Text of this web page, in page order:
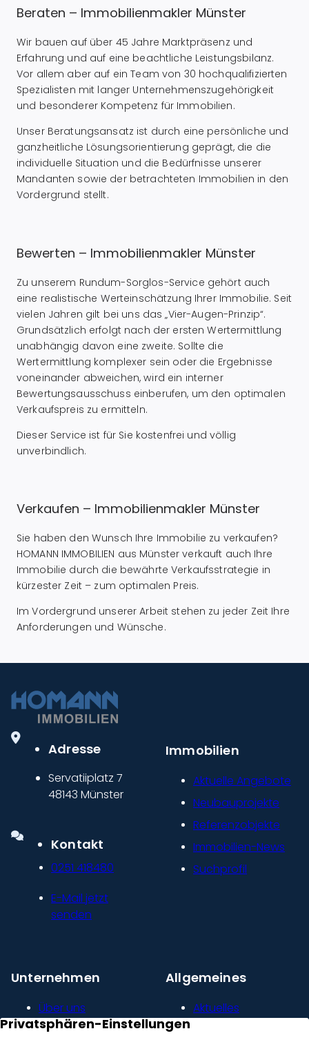
Beraten – Immobilienmakler Münster
Wir bauen auf über 45 Jahre Marktpräsenz und
Erfahrung und auf eine beachtliche Leistungsbilanz.
Vor allem aber auf ein Team von 30 hochqualifizierten
Spezialisten mit langer Unternehmenszugehörigkeit
und besonderer Kompetenz für Immobilien.
Unser Beratungsansatz ist durch eine persönliche und
ganzheitliche Lösungsorientierung geprägt, die die
individuelle Situation und die Bedürfnisse unserer
Mandanten sowie der betrachteten Immobilien in den
Vordergrund stellt.
Bewerten – Immobilienmakler Münster
Zu unserem Rundum-Sorglos-Service gehört auch
eine realistische Werteinschätzung Ihrer Immobilie. Seit
vielen Jahren gilt bei uns das „Vier-Augen-Prinzip“.
Grundsätzlich erfolgt nach der ersten Wertermittlung
unabhängig davon eine zweite. Sollte die
Wertermittlung komplexer sein oder die Ergebnisse
voneinander abweichen, wird ein interner
Bewertungsausschuss einberufen, um den optimalen
Verkaufspreis zu ermitteln.
Dieser Service ist für Sie kostenfrei und völlig
unverbindlich.
Verkaufen – Immobilienmakler Münster
Sie haben den Wunsch Ihre Immobilie zu verkaufen?
HOMANN IMMOBILIEN aus Münster verkauft auch Ihre
Immobilie durch die bewährte Verkaufsstrategie in
kürzester Zeit – zum optimalen Preis.
Im Vordergrund unserer Arbeit stehen zu jeder Zeit Ihre
Anforderungen und Wünsche.
Adresse
Servatiiplatz 7
48143 Münster
Kontakt
0251 418480
E-Mail jetzt
senden
Immobilien
Aktuelle Angebote
Neubauprojekte
Referenzobjekte
Immobilien-News
Suchprofil
Unternehmen
Über uns
Unser Leitbild
Allgemeines
Aktuelles